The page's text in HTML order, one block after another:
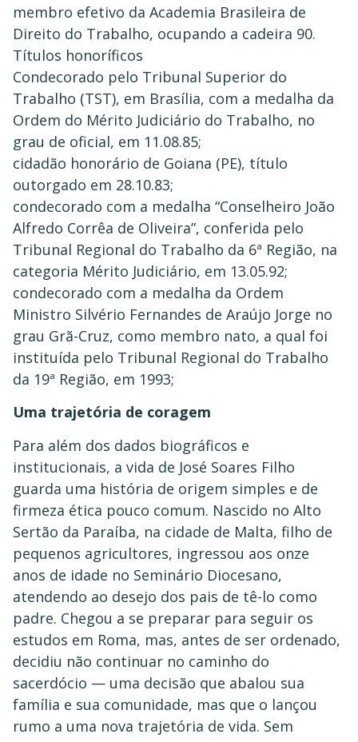
membro efetivo da Academia Brasileira de
Direito do Trabalho, ocupando a cadeira 90.
Títulos honoríficos
Condecorado pelo Tribunal Superior do
Trabalho (TST), em Brasília, com a medalha da
Ordem do Mérito Judiciário do Trabalho, no
grau de oficial, em 11.08.85;
cidadão honorário de Goiana (PE), título
outorgado em 28.10.83;
condecorado com a medalha “Conselheiro João
Alfredo Corrêa de Oliveira”, conferida pelo
Tribunal Regional do Trabalho da 6ª Região, na
categoria Mérito Judiciário, em 13.05.92;
condecorado com a medalha da Ordem
Ministro Silvério Fernandes de Araújo Jorge no
grau Grã-Cruz, como membro nato, a qual foi
instituída pelo Tribunal Regional do Trabalho
da 19ª Região, em 1993;
Uma trajetória de coragem
Para além dos dados biográficos e
institucionais, a vida de José Soares Filho
guarda uma história de origem simples e de
firmeza ética pouco comum. Nascido no Alto
Sertão da Paraíba, na cidade de Malta, filho de
pequenos agricultores, ingressou aos onze
anos de idade no Seminário Diocesano,
atendendo ao desejo dos pais de tê-lo como
padre. Chegou a se preparar para seguir os
estudos em Roma, mas, antes de ser ordenado,
decidiu não continuar no caminho do
sacerdócio — uma decisão que abalou sua
família e sua comunidade, mas que o lançou
rumo a uma nova trajetória de vida. Sem